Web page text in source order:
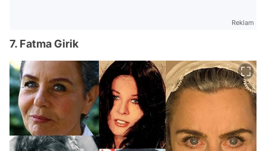
Reklam
7. Fatma Girik